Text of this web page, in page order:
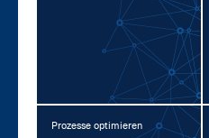
Prozesse optimieren